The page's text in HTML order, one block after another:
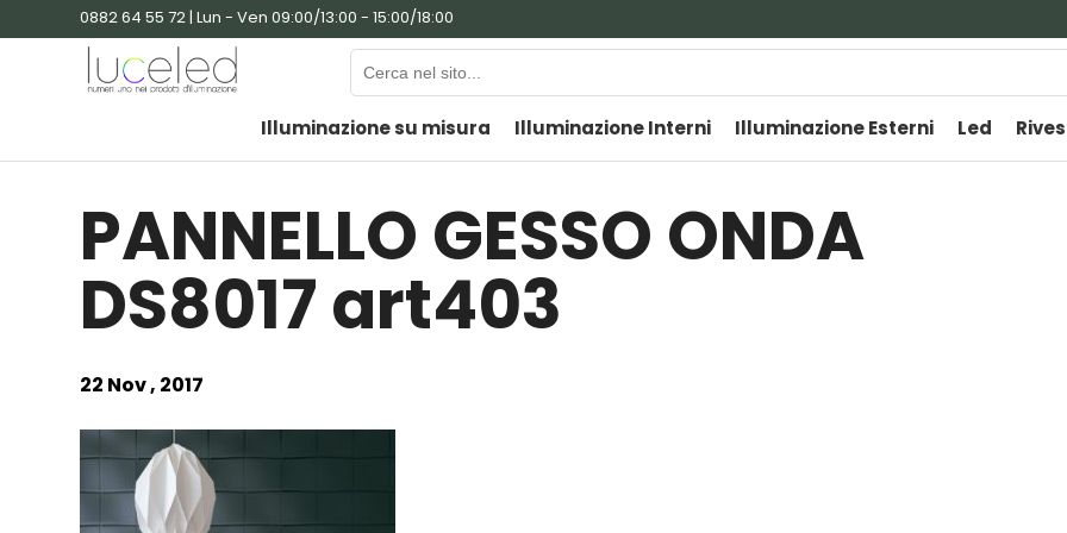
0882 64 55 72 | Lun - Ven 09:00/13:00 - 15:00/18:00
Illuminazione su misura Illuminazione Interni Illuminazione Esterni Led
PANNELLO GESSO ONDA
DS8017 art403
22 Nov , 2017